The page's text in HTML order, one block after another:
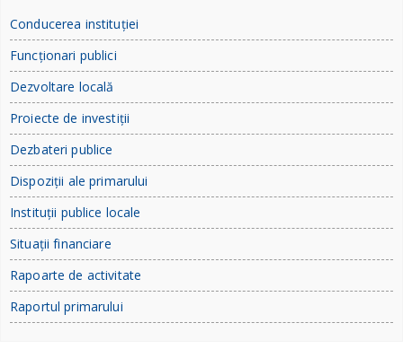
Conducerea instituției
Funcționari publici
Dezvoltare locală
Proiecte de investiții
Dezbateri publice
Dispoziții ale primarului
Instituții publice locale
Situații financiare
Rapoarte de activitate
Raportul primarului